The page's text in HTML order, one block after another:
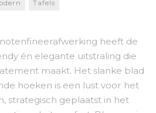
Tafels
heeft de
én elegante uitstraling die
maakt. Het slanke blad
hoeken is een lust voor het
strategisch geplaatst in het